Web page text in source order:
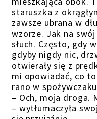
staruszka z
zawsze ubrana w
wzorze. Jak na
słuch. Często, gdy
gdyby nigdy nic,
otwierały się z
mi opowiadać, co
rano w
– Och, moja droga.
– wytłumaczyła